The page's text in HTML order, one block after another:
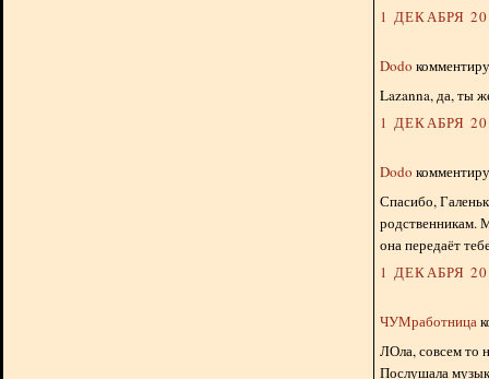
1 ДЕКАБРЯ
Dodo
Lazanna, да, ты
1 ДЕКАБРЯ
Dodo
Спасибо,
родственникам.
она передаёт
1 ДЕКАБРЯ
ЧУМработница
ЛОла, совсем то
Послушала